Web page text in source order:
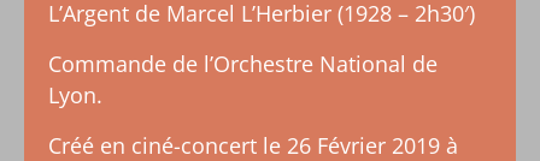
L’Argent de Marcel L’Herbier (1928 – 2h30′)
Commande de l’Orchestre National de
Lyon.
Créé en ciné-concert le 26 Février 2019 à